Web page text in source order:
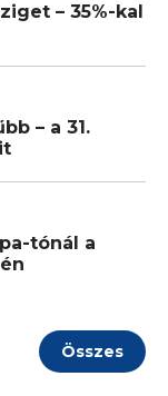
– 35%-kal
– a 31.
tónál a
Összes